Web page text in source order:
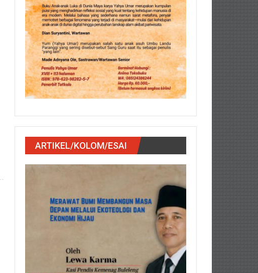
ARTIKEL/KOLOM/ESAI